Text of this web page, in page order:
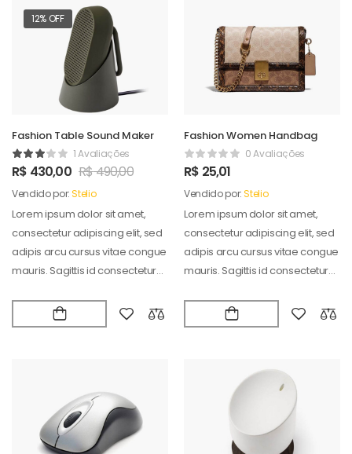
12% OFF
Fashion Table Sound Maker
1 Avaliações
R$ 430,00 R$490,00
Vendido por:Stelio
Lorem ipsum dolor sit amet,
consectetur adipiscing elit, sed
adipis arcu cursus vitae congue
mauris. Sagittis id consectetur
Fashion Women Handbag
0 Avaliações
R$ 25,01
Vendido por:Stelio
Lorem ipsum dolor sit amet,
consectetur adipiscing elit, sed
adipis arcu cursus vitae congue
mauris. Sagittis id consectetur